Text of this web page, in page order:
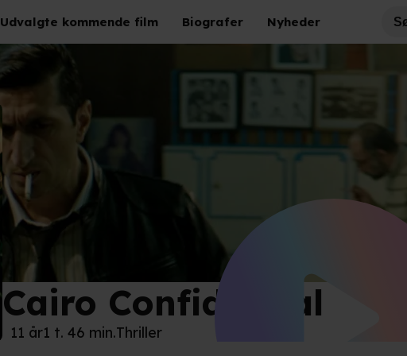
Udvalgte kommende film Biografer Nyheder
© Scanbox
Cairo Confidential
11 år1 t. 46 min.Thriller